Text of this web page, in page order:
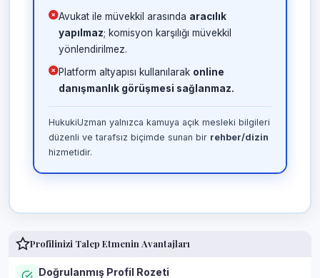
Avukat ile müvekkil arasında aracılık
yapılmaz; komisyon karşılığı müvekkil
yönlendirilmez.
Platform altyapısı kullanılarak online
danışmanlık görüşmesi sağlanmaz.
HukukiUzman yalnızca kamuya açık mesleki bilgileri
düzenli ve tarafsız biçimde sunan bir rehber/dizin
hizmetidir.
Profilinizi Talep Etmenin Avantajları
Doğrulanmış Profil Rozeti